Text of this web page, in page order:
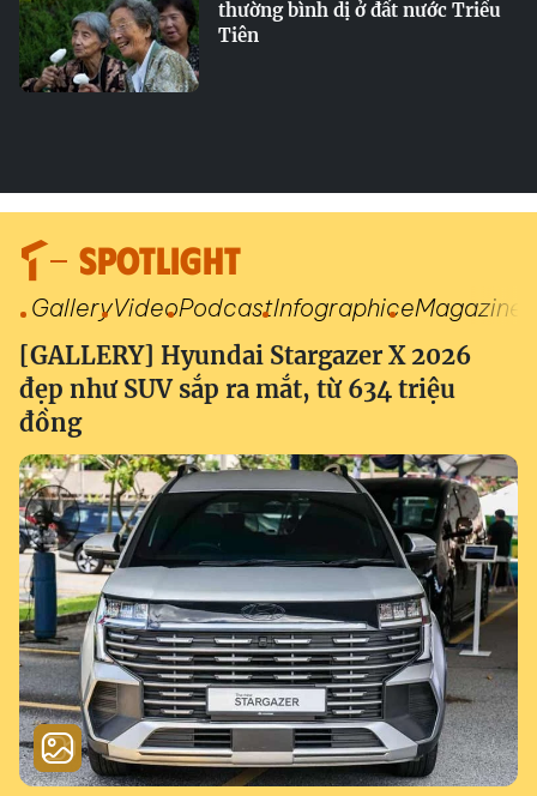
thường bình dị ở đất nước Triều
Tiên
SPOTLIGHT
GalleryVideoPodcastInfographiceMagazine
[GALLERY] Hyundai Stargazer X 2026
đẹp như SUV sắp ra mắt, từ 634 triệu
đồng